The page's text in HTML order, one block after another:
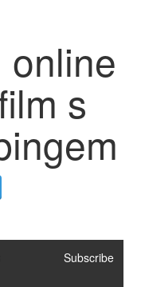
online
s
Subscribe